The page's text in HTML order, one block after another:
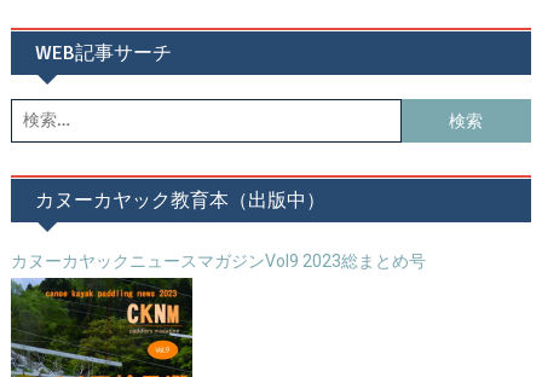
稿
ナ
ビ
ゲ
ー
シ
ョ
ン
WEB記事サーチ
索:
カヌーカヤック教育本（出版中）
カヌーカヤックニュースマガジンVol9 2023総まとめ号